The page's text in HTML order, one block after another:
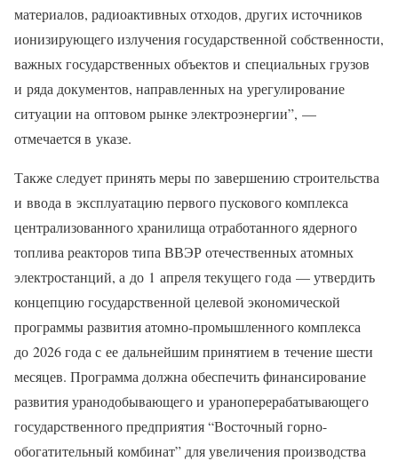
материалов, радиоактивных отходов, других источников
ионизирующего излучения государственной собственности,
важных государственных объектов и специальных грузов
и ряда документов, направленных на урегулирование
ситуации на оптовом рынке электроэнергии”, —
отмечается в указе.
Также следует принять меры по завершению строительства
и ввода в эксплуатацию первого пускового комплекса
централизованного хранилища отработанного ядерного
топлива реакторов типа ВВЭР отечественных атомных
электростанций, а до 1 апреля текущего года — утвердить
концепцию государственной целевой экономической
программы развития атомно-промышленного комплекса
до 2026 года с ее дальнейшим принятием в течение шести
месяцев. Программа должна обеспечить финансирование
развития уранодобывающего и ураноперерабатывающего
государственного предприятия “Восточный горно-
обогатительный комбинат” для увеличения производства